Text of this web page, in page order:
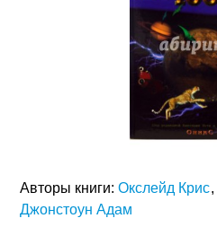
Авторы книги:Окслейд Крис
Джонстоун Адам